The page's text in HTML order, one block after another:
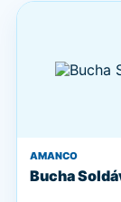
AMANCO
Bucha